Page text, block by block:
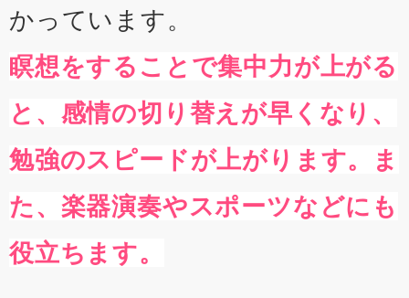
かっています。
瞑想をすることで集中力が上がる
と、感情の切り替えが早くなり、
勉強のスピードが上がります。ま
た、楽器演奏やスポーツなどにも
役立ちます。